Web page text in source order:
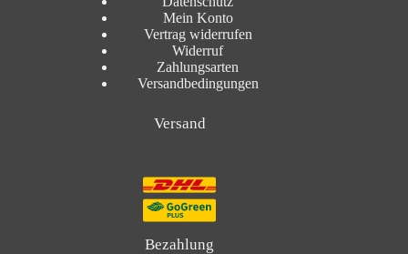
Mein Konto
Vertrag widerrufen
Widerruf
Zahlungsarten
Versandbedingungen
Versand
Bezahlung